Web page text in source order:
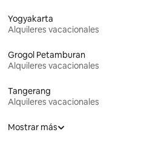
Yogyakarta
Alquileres vacacionales
Grogol Petamburan
Alquileres vacacionales
Tangerang
Alquileres vacacionales
Mostrar más